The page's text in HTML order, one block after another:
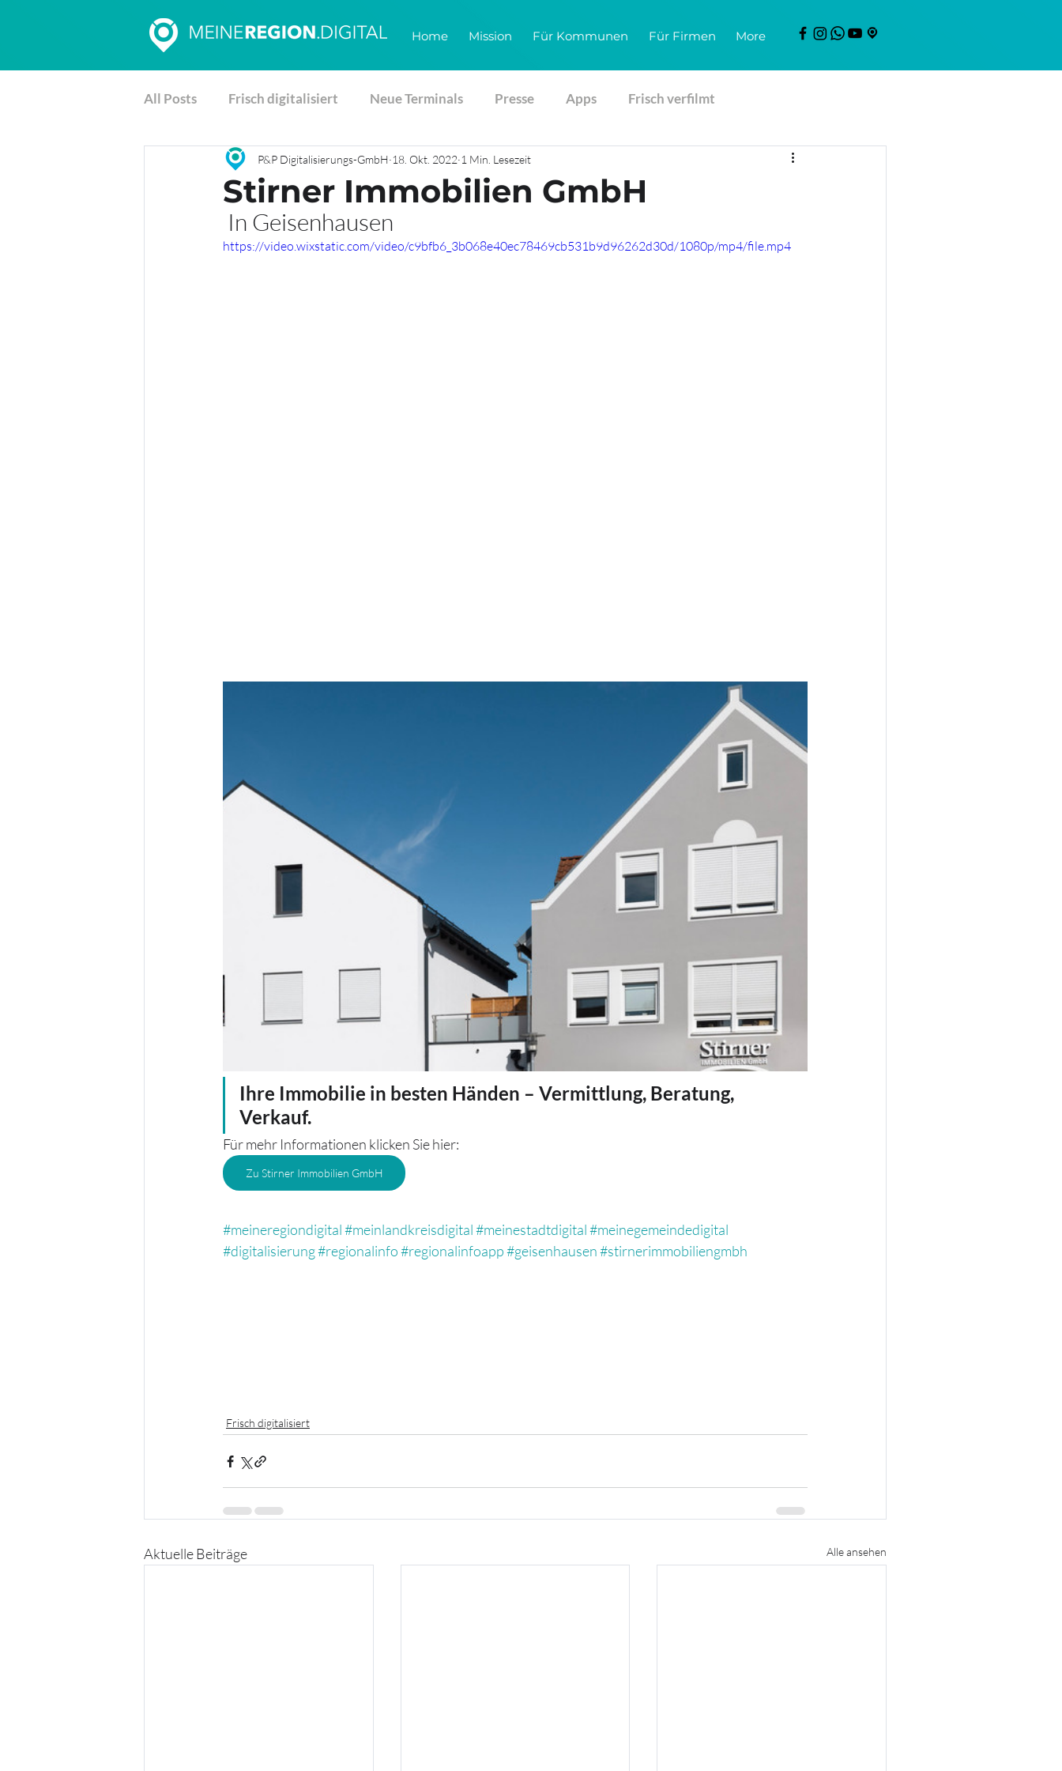
Home Mission Für Kommunen Für Firmen More
All Posts Frisch digitalisiert Neue Terminals Presse Apps Frisch verfilmt
Stirner Immobilien GmbH
P&P Digitalisierungs-GmbH 18. Okt. 2022 1 Min. Lesezeit
In Geisenhausen
https://video.wixstatic.com/video/c9bfb6_3b068e40ec78469cb531b9d96262d30d/1080p/mp4/file.mp4
Ihre Immobilie in besten Händen – Vermittlung, Beratung,
Verkauf.
Für mehr Informationen klicken Sie hier:
Zu Stirner Immobilien GmbH
#meineregiondigital#meinlandkreisdigital#meinestadtdigital#meinegemeindedigital
#digitalisierung#regionalinfo#regionalinfoapp#geisenhausen#stirnerimmobiliengmbh
Frisch digitalisiert
Aktuelle Beiträge Alle ansehen